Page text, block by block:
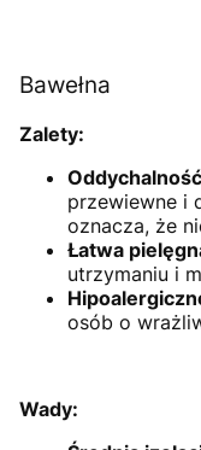
Bawełna
Zalety:
przewiewne i
oznacza, że
Łatwa
utrzymaniu i
osób o
Wady: